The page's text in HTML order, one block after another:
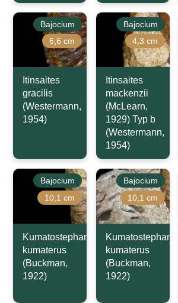
Bajocium
6,6 cm
Itinsaites
gracilis
(Westermann,
1954)
Bajocium
4,3 cm
Itinsaites
mackenzii
(McLearn,
1929) Typ b
(Westermann,
1954)
Bajocium
10,1 cm
Kumatostephanus
kumaterus
(Buckman,
1922)
Bajocium
10,1 cm
Kumatostephanus
kumaterus
(Buckman,
1922)